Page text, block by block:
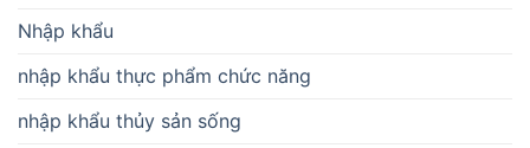
Nhập khẩu
nhập khẩu thực phẩm chức năng
nhập khẩu thủy sản sống